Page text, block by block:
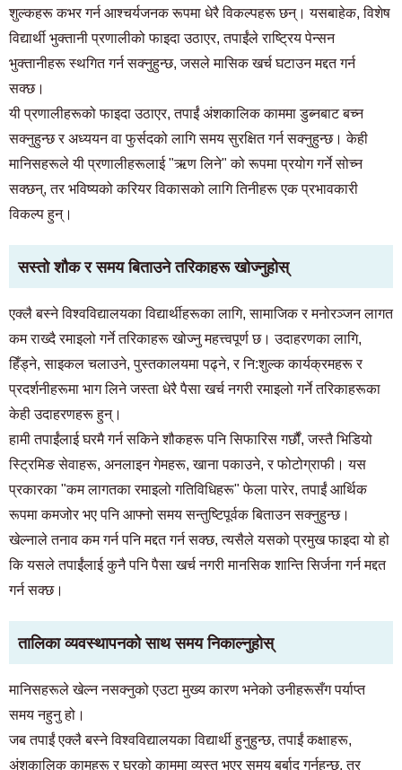
शुल्कहरू कभर गर्न आश्चर्यजनक रूपमा धेरै विकल्पहरू छन्। यसबाहेक, विशेष
विद्यार्थी भुक्तानी प्रणालीको फाइदा उठाएर, तपाईंले राष्ट्रिय पेन्सन
भुक्तानीहरू स्थगित गर्न सक्नुहुन्छ, जसले मासिक खर्च घटाउन मद्दत गर्न
सक्छ।
यी प्रणालीहरूको फाइदा उठाएर, तपाईं अंशकालिक काममा डुब्नबाट बच्न
सक्नुहुन्छ र अध्ययन वा फुर्सदको लागि समय सुरक्षित गर्न सक्नुहुन्छ। केही
मानिसहरूले यी प्रणालीहरूलाई "ऋण लिने" को रूपमा प्रयोग गर्ने सोच्न
सक्छन्, तर भविष्यको करियर विकासको लागि तिनीहरू एक प्रभावकारी
विकल्प हुन्।
सस्तो शौक र समय बिताउने तरिकाहरू खोज्नुहोस्
एक्लै बस्ने विश्वविद्यालयका विद्यार्थीहरूका लागि, सामाजिक र मनोरञ्जन लागत
कम राख्दै रमाइलो गर्ने तरिकाहरू खोज्नु महत्त्वपूर्ण छ। उदाहरणका लागि,
हिँड्ने, साइकल चलाउने, पुस्तकालयमा पढ्ने, र नि:शुल्क कार्यक्रमहरू र
प्रदर्शनीहरूमा भाग लिने जस्ता धेरै पैसा खर्च नगरी रमाइलो गर्ने तरिकाहरूका
केही उदाहरणहरू हुन्।
हामी तपाईंलाई घरमै गर्न सकिने शौकहरू पनि सिफारिस गर्छौं, जस्तै भिडियो
स्ट्रिमिङ सेवाहरू, अनलाइन गेमहरू, खाना पकाउने, र फोटोग्राफी। यस
प्रकारका "कम लागतका रमाइलो गतिविधिहरू" फेला पारेर, तपाईं आर्थिक
रूपमा कमजोर भए पनि आफ्नो समय सन्तुष्टिपूर्वक बिताउन सक्नुहुन्छ।
खेल्नाले तनाव कम गर्न पनि मद्दत गर्न सक्छ, त्यसैले यसको प्रमुख फाइदा यो हो
कि यसले तपाईंलाई कुनै पनि पैसा खर्च नगरी मानसिक शान्ति सिर्जना गर्न मद्दत
गर्न सक्छ।
तालिका व्यवस्थापनको साथ समय निकाल्नुहोस्
मानिसहरूले खेल्न नसक्नुको एउटा मुख्य कारण भनेको उनीहरूसँग पर्याप्त
समय नहुनु हो।
जब तपाईं एक्लै बस्ने विश्वविद्यालयका विद्यार्थी हुनुहुन्छ, तपाईं कक्षाहरू,
अंशकालिक कामहरू र घरको काममा व्यस्त भएर समय बर्बाद गर्नुहुन्छ, तर
कोठा खोज्ने ग्राहकहरूको लागि
03-6712-4346